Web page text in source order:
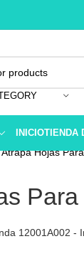
INICIOTIENDA
Hojas